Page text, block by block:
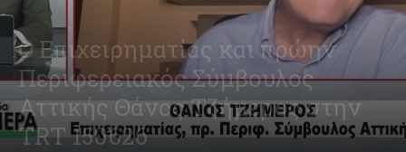
Ο Επιχειρηματίας και πρώην
Περιφερειακός Σύμβουλος
Αττικής Θάνος Τζήμερος στην
TRT 150626